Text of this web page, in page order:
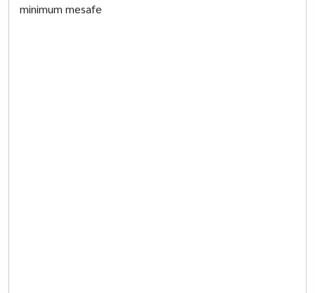
minimum mesafe